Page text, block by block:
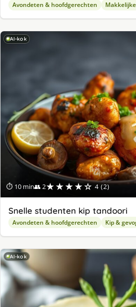
Avondeten & hoofdgerechten
AI-kok
⏱ 10 min👥 2★★★★☆ 4 (2)
Snelle studenten kip tandoori
Avondeten & hoofdgerechten Kip &
AI-kok